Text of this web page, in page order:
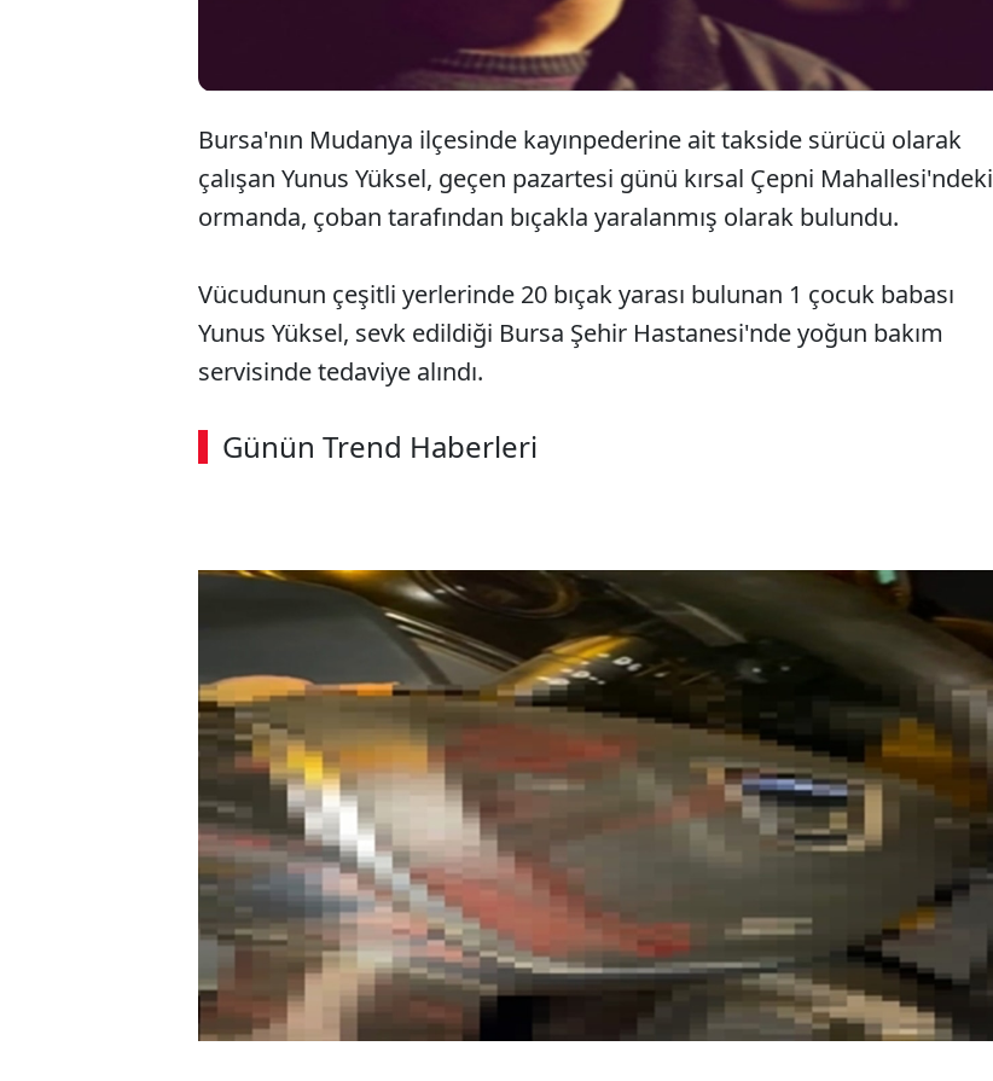
Bursa'nın Mudanya ilçesinde kayınpederine ait takside sürücü olarak
çalışan Yunus Yüksel, geçen pazartesi günü kırsal Çepni Mahallesi'ndeki
ormanda, çoban tarafından bıçakla yaralanmış olarak bulundu.
Vücudunun çeşitli yerlerinde 20 bıçak yarası bulunan 1 çocuk babası
Yunus Yüksel, sevk edildiği Bursa Şehir Hastanesi'nde yoğun bakım
servisinde tedaviye alındı.
Günün Trend Haberleri